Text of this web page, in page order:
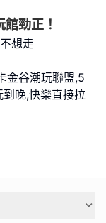
勁正！
想走
金谷潮玩聯盟,5
晚,快樂直接拉